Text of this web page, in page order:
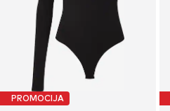
PROMOCIJA